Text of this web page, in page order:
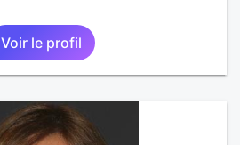
Voir le profil